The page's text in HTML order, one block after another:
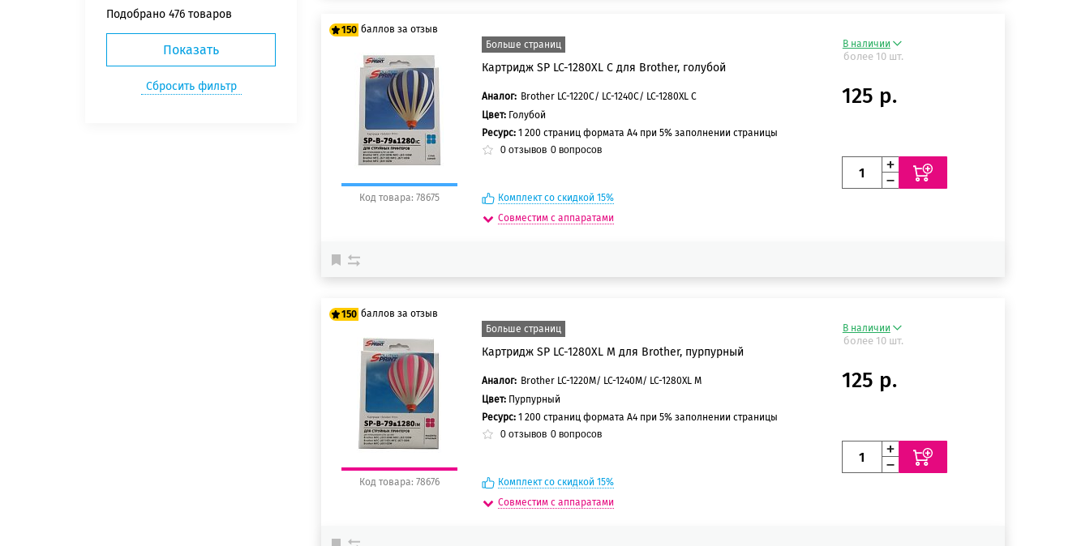
Подобрано 476 товаров
150 баллов за отзыв
125 баллов
150 баллов
В наличии
более 10 шт.
Код товара: 78675
Больше страниц
Картридж SP LC-1280XL C для Brother, голубой
Аналог: Brother LC-1220C/ LC-1240C/ LC-1280XL C
Цвет: Голубой
Ресурс: 1 200 страниц формата А4 при 5% заполнении страницы
0отзывов 0вопросов
Совместим с аппаратами
Комплект со скидкой 15%
125 р.
150 баллов за отзыв
125 баллов
150 баллов
В наличии
более 10 шт.
Код товара: 78676
Больше страниц
Картридж SP LC-1280XL M для Brother, пурпурный
Аналог: Brother LC-1220M/ LC-1240M/ LC-1280XL M
Цвет: Пурпурный
Ресурс: 1 200 страниц формата А4 при 5% заполнении страницы
0отзывов 0вопросов
Совместим с аппаратами
Комплект со скидкой 15%
125 р.